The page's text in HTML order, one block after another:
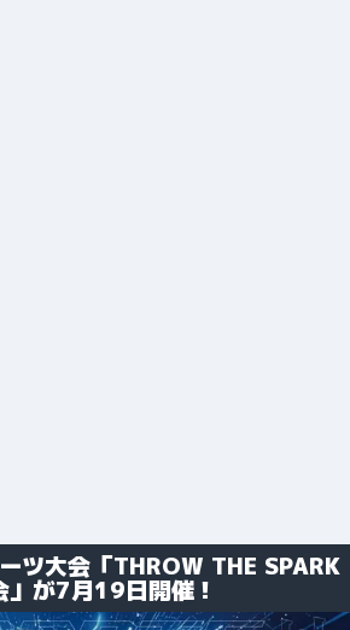
ツ大会「THROW THE SPARK
が7月19日開催！